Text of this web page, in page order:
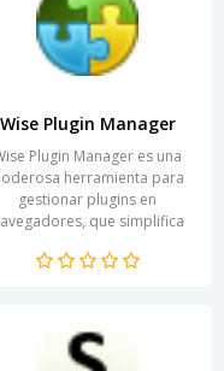
Wise Plugin Manager
Plugin Manager es una
herramienta para
gestionar plugins en
que simplifica
conveniente. Con su ayuda,